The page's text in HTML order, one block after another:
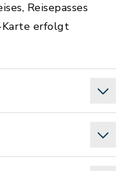
Reisepasses
Karte erfolgt